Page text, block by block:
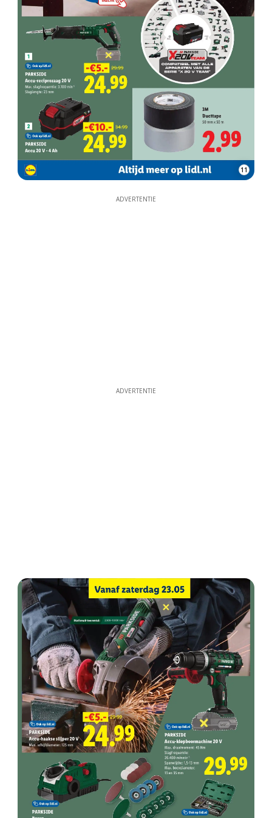
11
ADVERTENTIE
ADVERTENTIE